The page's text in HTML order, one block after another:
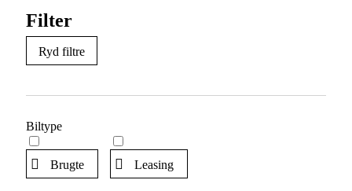
Filter
Ryd filtre
Biltype
Brugte Leasing